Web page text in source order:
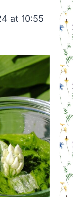
at 10:55